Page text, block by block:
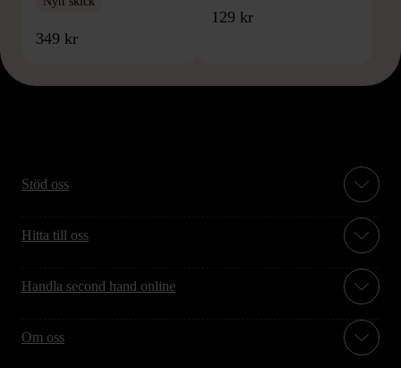
349 kr
129 kr
Stöd oss
Hitta till oss
Handla second hand online
Om oss